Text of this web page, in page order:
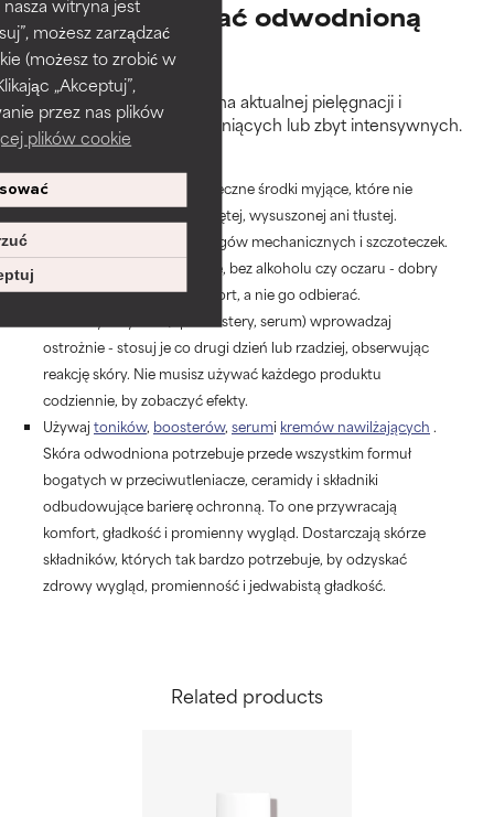
możesz zarządzać
(możesz to zrobić w
„Akceptuj”,
przez nas plików
plików cookie
Jak pielęgnować odwodnioną
skórę?
Najważniejszy krok to ocena aktualnej pielęgnacji i
eliminacja produktów drażniących lub zbyt intensywnych.
Oto podstawowe zasady:
Wybieraj łagodne, ale skuteczne środki myjące, które nie
pozostawiają skóry ściągniętej, wysuszonej ani tłustej.
Unikaj agresywnych peelingów mechanicznych i szczoteczek.
Sięgaj po toniki nawilżające, bez alkoholu czy oczaru - dobry
tonik ma przywracać komfort, a nie go odbierać.
Produkty aktywne (np. boostery, serum) wprowadzaj
ostrożnie - stosuj je co drugi dzień lub rzadziej, obserwując
reakcję skóry. Nie musisz używać każdego produktu
codziennie, by zobaczyć efekty.
Używaj toników, boosterów, serumi kremów nawilżających .
Skóra odwodniona potrzebuje przede wszystkim formuł
bogatych w przeciwutleniacze, ceramidy i składniki
odbudowujące barierę ochronną. To one przywracają
komfort, gładkość i promienny wygląd. Dostarczają skórze
składników, których tak bardzo potrzebuje, by odzyskać
zdrowy wygląd, promienność i jedwabistą gładkość.
Related products